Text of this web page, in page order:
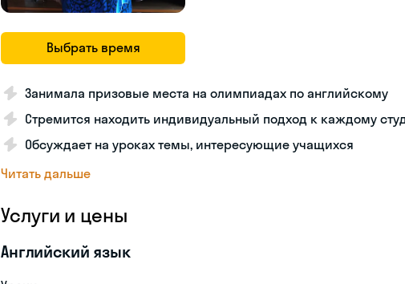
Выбрать время
Занимала призовые места на олимпиадах по английскому
Стремится находить индивидуальный подход к каждому
Обсуждает на уроках темы, интересующие учащихся
Читать дальше
Услуги и цены
Английский язык